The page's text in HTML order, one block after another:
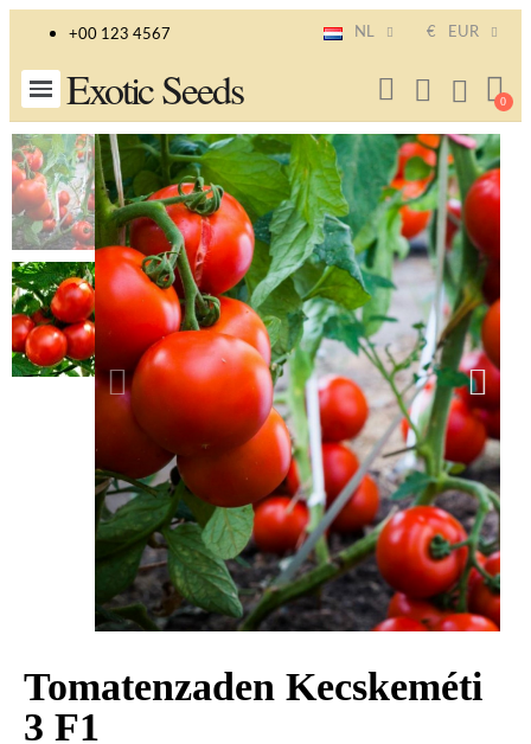
+00 123 4567 NL € EUR
Exotic Seeds
Tomatenzaden Kecskeméti
3 F1